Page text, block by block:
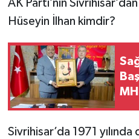
AK Parti’nin
Hüseyin İlhan kimdir?
Sivrihisar’da 1971